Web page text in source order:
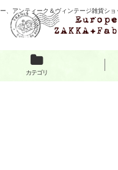
、アンティーク＆ヴィンテージ雑貨ショ
カテゴリ